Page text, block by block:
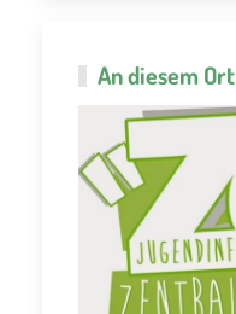
An diesem Ort